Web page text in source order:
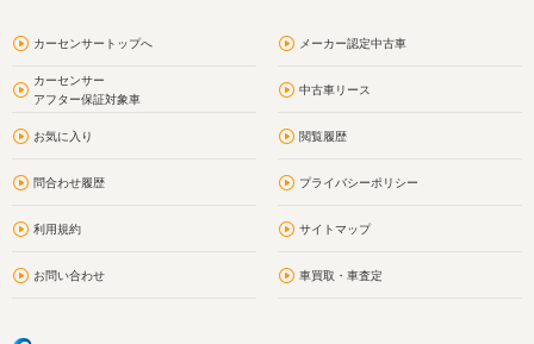
カーセンサートップへ メーカー認定中古車
カーセンサー
アフター保証対象車
中古車リース
お気に入り 閲覧履歴
問合わせ履歴 プライバシーポリシー
利用規約 サイトマップ
お問い合わせ 車買取・車査定